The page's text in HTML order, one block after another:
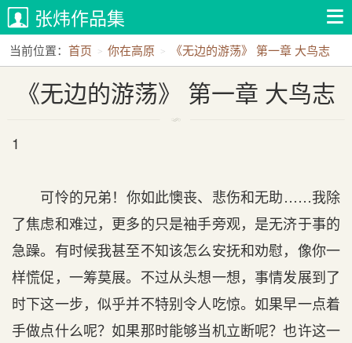
张炜作品集
当前位置： 首页 你在高原 《无边的游荡》 第一章 大鸟志
《无边的游荡》 第一章 大鸟志
1
可怜的兄弟！你如此懊丧、悲伤和无助……我除
了焦虑和难过，更多的只是袖手旁观，是无济于事的
急躁。有时候我甚至不知该怎么安抚和劝慰，像你一
样慌促，一筹莫展。不过从头想一想，事情发展到了
时下这一步，似乎并不特别令人吃惊。如果早一点着
手做点什么呢？如果那时能够当机立断呢？也许这一